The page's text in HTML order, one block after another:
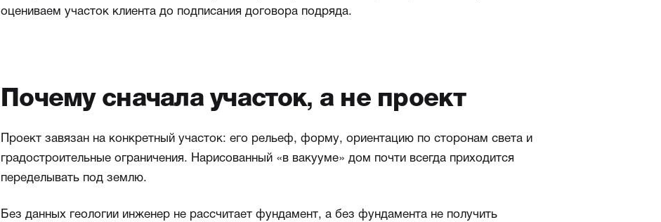
оцениваем участок клиента до подписания договора подряда.
Почему сначала участок, а не проект
Проект завязан на конкретный участок: его рельеф, форму, ориентацию по сторонам света и
градостроительные ограничения. Нарисованный «в вакууме» дом почти всегда приходится
переделывать под землю.
Без данных геологии инженер не рассчитает фундамент, а без фундамента не получить